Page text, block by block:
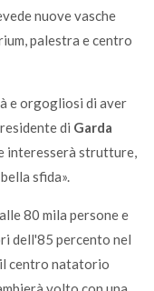
nuove vasche
palestra e centro
e orgogliosi di aver
di Garda
interesserà strutture,
sfida».
80 mila persone e
dell'85 percento nel
centro natatorio